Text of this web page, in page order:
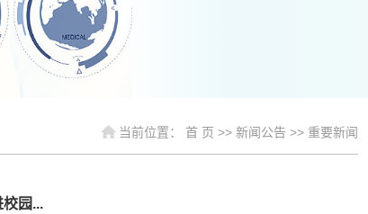
当前位置： 首 页 >> 新闻公告 >> 重要新闻
校园...